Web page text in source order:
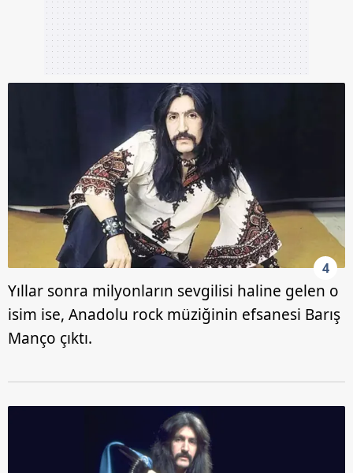
4
Yıllar sonra milyonların sevgilisi haline gelen o
isim ise, Anadolu rock müziğinin efsanesi Barış
Manço çıktı.